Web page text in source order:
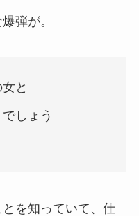
弾が。
と
しょう
を知っていて、仕